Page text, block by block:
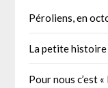
Péroliens, en
La petite histoire
Pour nous c’est